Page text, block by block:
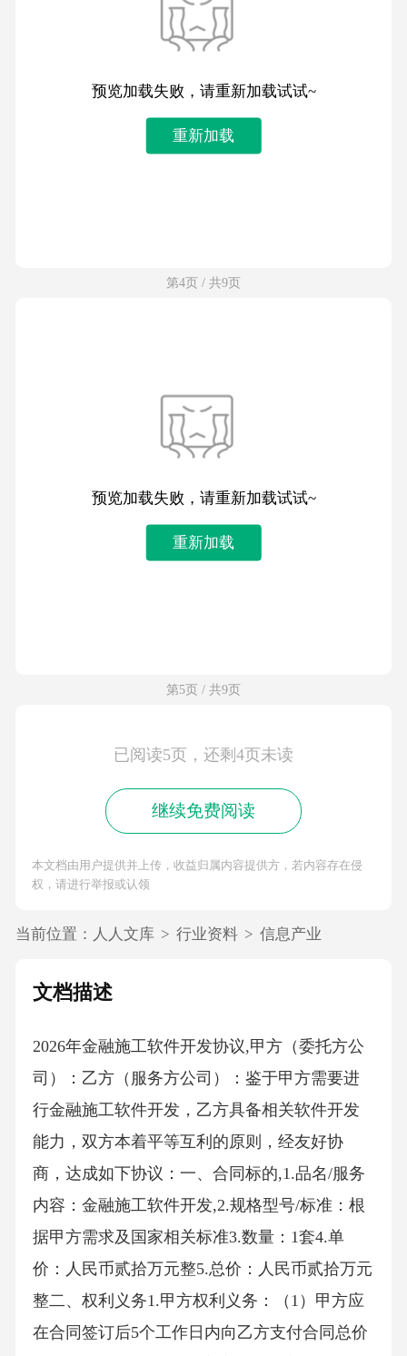
预览加载失败，请重新加载试试~
重新加载
第4页 / 共9页
预览加载失败，请重新加载试试~
重新加载
第5页 / 共9页
已阅读5页，还剩4页未读
继续免费阅读
本文档由用户提供并上传，收益归属内容提供方，若内容存在侵
权，请进行举报或认领
当前位置： 人人文库 > 行业资料 > 信息产业
文档描述
2026年金融施工软件开发协议,甲方（委托方公
司）：乙方（服务方公司）：鉴于甲方需要进
行金融施工软件开发，乙方具备相关软件开发
能力，双方本着平等互利的原则，经友好协
商，达成如下协议：一、合同标的,1.品名/服务
内容：金融施工软件开发,2.规格型号/标准：根
据甲方需求及国家相关标准3.数量：1套4.单
价：人民币贰拾万元整5.总价：人民币贰拾万元
整二、权利义务1.甲方权利义务：（1）甲方应
在合同签订后5个工作日内向乙方支付合同总价